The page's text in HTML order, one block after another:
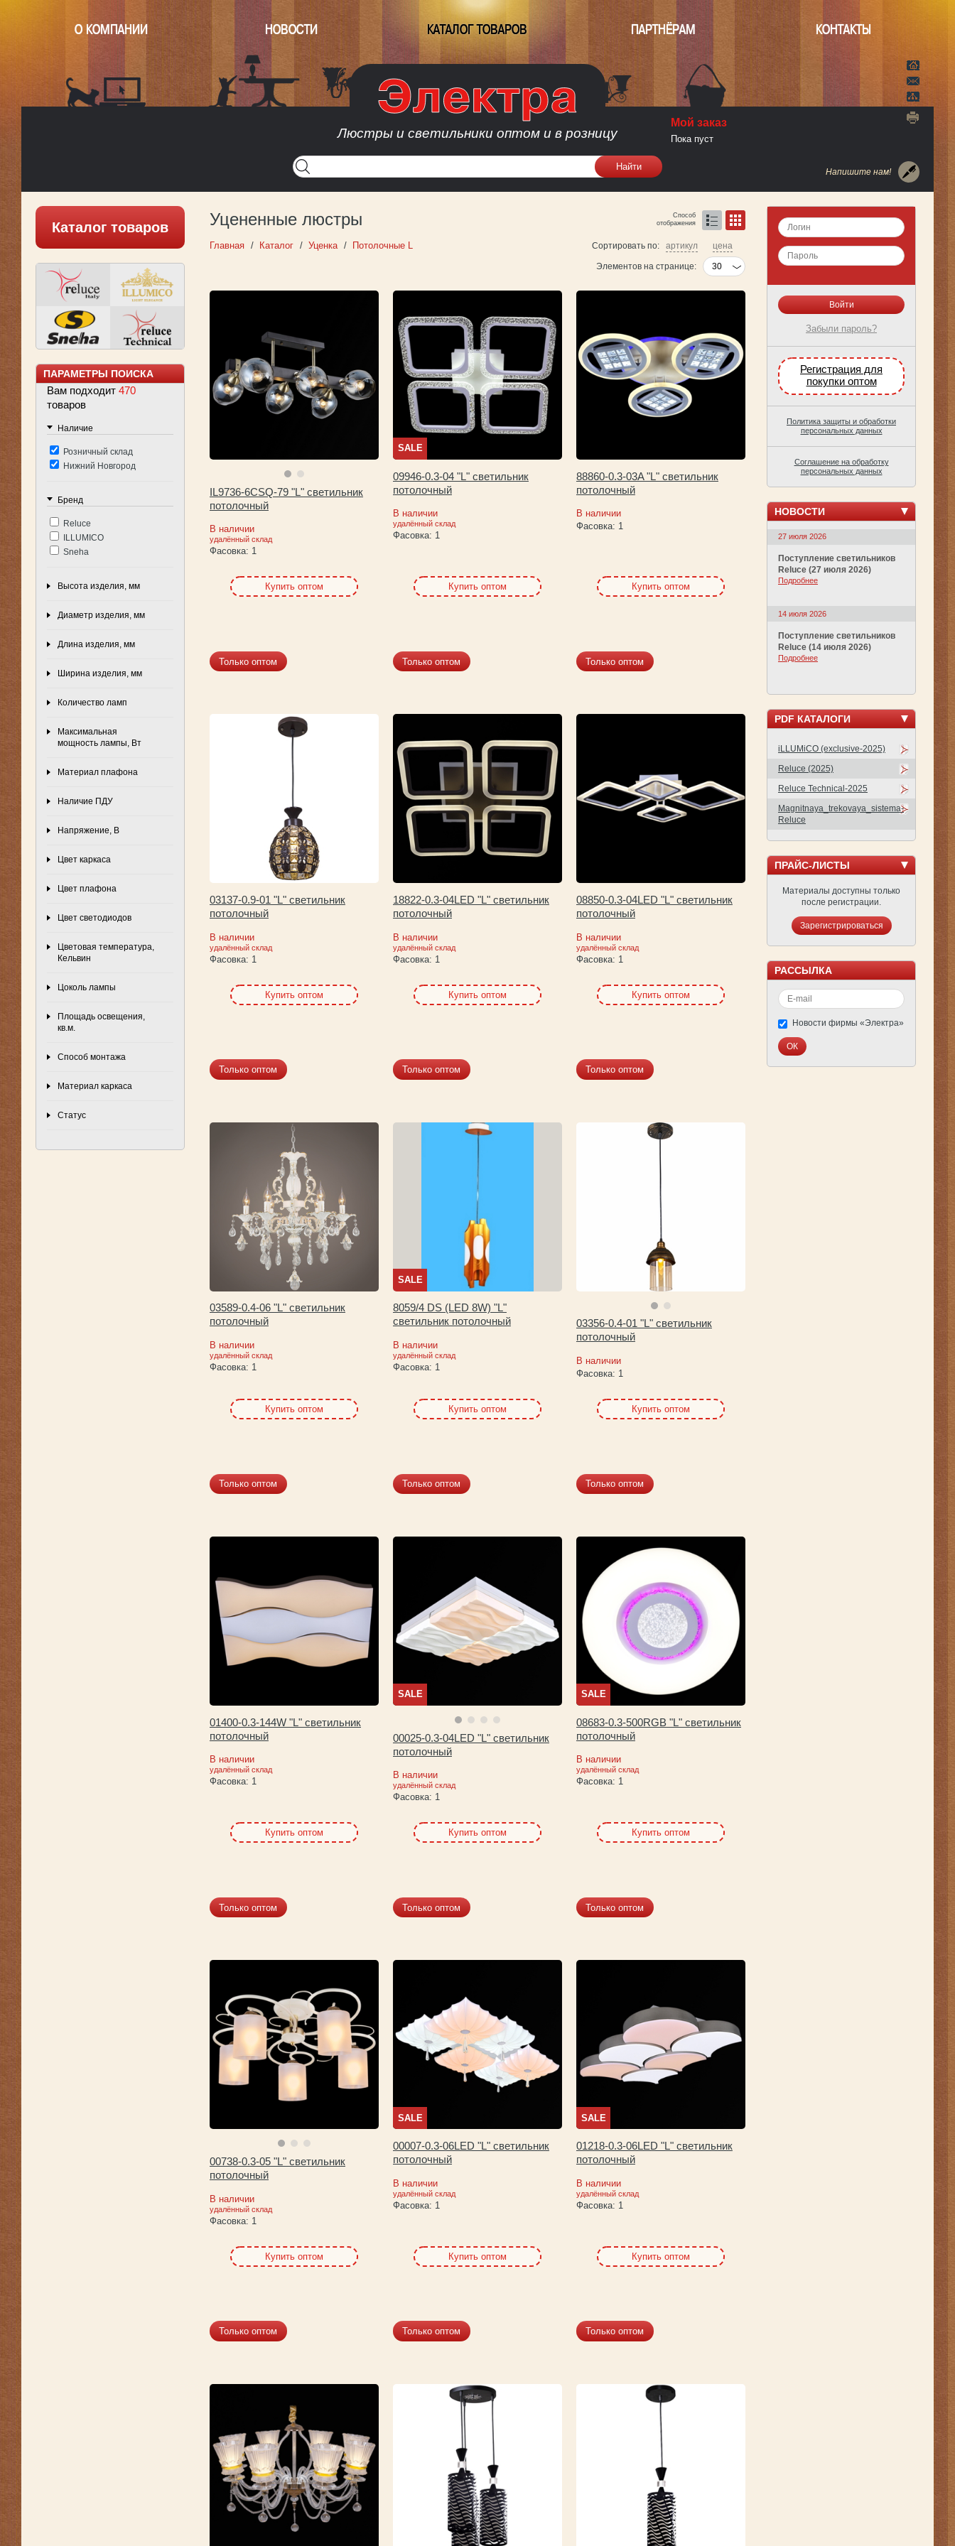
О КОМПАНИИ НОВОСТИ КАТАЛОГ ТОВАРОВ ПАРТНЁРАМ КОНТАКТЫ
Люстры и светильники оптом и в розницу
Написать нам
Карта
Напишите нам!
Мой заказ
Пока пуст
Уцененные люстры
Главная Каталог Уценка Потолочные L
Способ
отображения
Сортировать по: артикул цена
Элементов на странице:
IL9736-6CSQ-79 "L" светильник
потолочный
В наличии
удалённый склад
Фасовка: 1
Купить оптом
Только оптом
SALE
09946-0.3-04 "L" светильник
потолочный
В наличии
удалённый склад
Фасовка: 1
Купить оптом
Только оптом
88860-0.3-03A "L" светильник
потолочный
В наличии
Фасовка: 1
Купить оптом
Только оптом
03137-0.9-01 "L" светильник
потолочный
В наличии
удалённый склад
Фасовка: 1
Купить оптом
Только оптом
18822-0.3-04LED "L" светильник
потолочный
В наличии
удалённый склад
Фасовка: 1
Купить оптом
Только оптом
08850-0.3-04LED "L" светильник
потолочный
В наличии
удалённый склад
Фасовка: 1
Купить оптом
Только оптом
03589-0.4-06 "L" светильник
потолочный
В наличии
удалённый склад
Фасовка: 1
Купить оптом
Только оптом
SALE
8059/4 DS (LED 8W) "L"
светильник потолочный
В наличии
удалённый склад
Фасовка: 1
Купить оптом
Только оптом
03356-0.4-01 "L" светильник
потолочный
В наличии
Фасовка: 1
Купить оптом
Только оптом
01400-0.3-144W "L" светильник
потолочный
В наличии
удалённый склад
Фасовка: 1
Купить оптом
Только оптом
SALE
00025-0.3-04LED "L" светильник
потолочный
В наличии
удалённый склад
Фасовка: 1
Купить оптом
Только оптом
SALE
08683-0.3-500RGB "L" светильник
потолочный
В наличии
удалённый склад
Фасовка: 1
Купить оптом
Только оптом
00738-0.3-05 "L" светильник
потолочный
В наличии
удалённый склад
Фасовка: 1
Купить оптом
Только оптом
SALE
00007-0.3-06LED "L" светильник
потолочный
В наличии
удалённый склад
Фасовка: 1
Купить оптом
Только оптом
SALE
01218-0.3-06LED "L" светильник
потолочный
В наличии
удалённый склад
Фасовка: 1
Купить оптом
Только оптом
Каталог товаров
ПАРАМЕТРЫ ПОИСКА
Вам подходит 470
товаров
Наличие
Розничный склад
Нижний Новгород
Бренд
Reluce
ILLUMICO
Sneha
Высота изделия, мм
Диаметр изделия, мм
Длина изделия, мм
Ширина изделия, мм
Количество ламп
Максимальная
мощность лампы, Вт
Материал плафона
Наличие ПДУ
Напряжение, В
Цвет каркаса
Цвет плафона
Цвет светодиодов
Цветовая температура,
Кельвин
Цоколь лампы
Площадь освещения,
кв.м.
Способ монтажа
Материал каркаса
Статус
Забыли пароль?
Регистрация для
покупки оптом
Политика защиты и обработки
персональных данных
Соглашение на обработку
персональных данных
НОВОСТИ
27 июля 2026
Поступление светильников
Reluce (27 июля 2026)
Подробнее
14 июля 2026
Поступление светильников
Reluce (14 июля 2026)
Подробнее
PDF КАТАЛОГИ
iLLUMiCO (exclusive-2025)
Reluce (2025)
Reluce Technical-2025
Magnitnaya_trekovaya_sistema-
Reluce
ПРАЙС-ЛИСТЫ
Материалы доступны только
после регистрации.
Зарегистрироваться
РАССЫЛКА
Новости фирмы «Электра»